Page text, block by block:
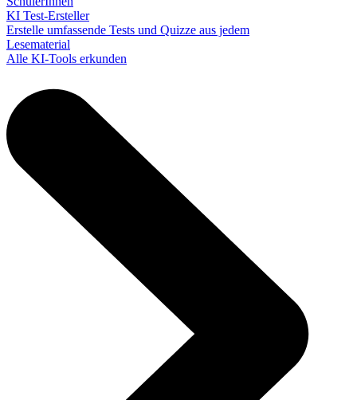
KI Test-Ersteller
Erstelle umfassende Tests und Quizze aus jedem
Lesematerial
Alle KI-Tools erkunden